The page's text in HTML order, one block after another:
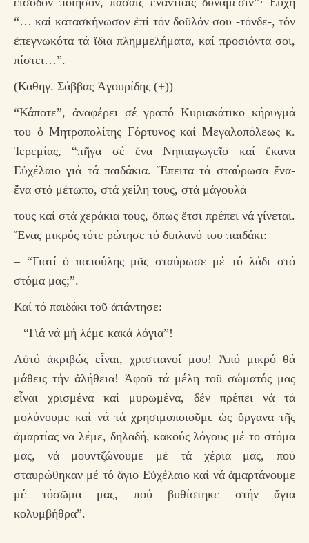
“… καί κατασκήνωσον ἐπί τόν δοῦλόν σου -τόνδε-, τόν
ἐπεγνωκότα τά ἴδια πλημμελήματα, καί προσιόντα σοι,
πίστει…”.
(Καθηγ. Σάββας Ἀγουρίδης (+))
“Κάποτε”, ἀναφέρει σέ γραπό Κυριακάτικο κήρυγμά
του ὁ Μητροπολίτης Γόρτυνος καί Μεγαλοπόλεως κ.
Ἱερεμίας, “πῆγα σέ ἕνα Νηπιαγωγεῖο καί ἔκανα
Εὐχέλαιο γιά τά παιδάκια. Ἔπειτα τά σταύρωσα ἕνα-
ἔνα στό μέτωπο, στά χείλη τους, στά μάγουλά
τους καί στά χεράκια τους, ὅπως ἔτσι πρέπει νά γίνεται.
Ἕνας μικρός τότε ρώτησε τό διπλανό του παιδάκι:
– “Γιατί ὁ παπούλης μᾶς σταύρωσε μέ τό λάδι στό
στόμα μας;”.
Καί τό παιδάκι τοῦ ἀπάντησε:
– “Γιά νά μή λέμε κακά λόγια”!
Αὐτό ἀκριβώς εἶναι, χριστιανοί μου! Ἀπό μικρό θά
μάθεις τήν ἀλήθεια! Ἀφοῦ τά μέλη τοῦ σώματός μας
εἶναι χρισμένα καί μυρωμένα, δέν πρέπει νά τά
μολύνουμε καί νά τά χρησιμοποιοῦμε ὡς ὄργανα τῆς
ἁμαρτίας να λέμε, δηλαδή, κακούς λόγους μέ το στόμα
μας, νά μουντζώνουμε μέ τά χέρια μας, πού
σταυρώθηκαν μέ τό ἅγιο Εὐχέλαιο καί νά ἁμαρτάνουμε
μέ τόσῶμα μας, πού βυθίστηκε στήν ἅγια
κολυμβήθρα”.